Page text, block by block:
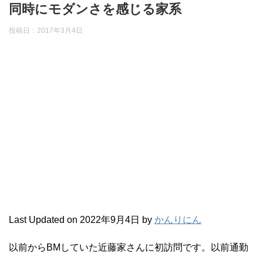
同時にモダンさを感じる家系
投稿日：2017年3月4日
Last Updated on 2022年9月4日 by かんりにん
以前からBMしていた近藤家さんに初訪問です。以前通勤